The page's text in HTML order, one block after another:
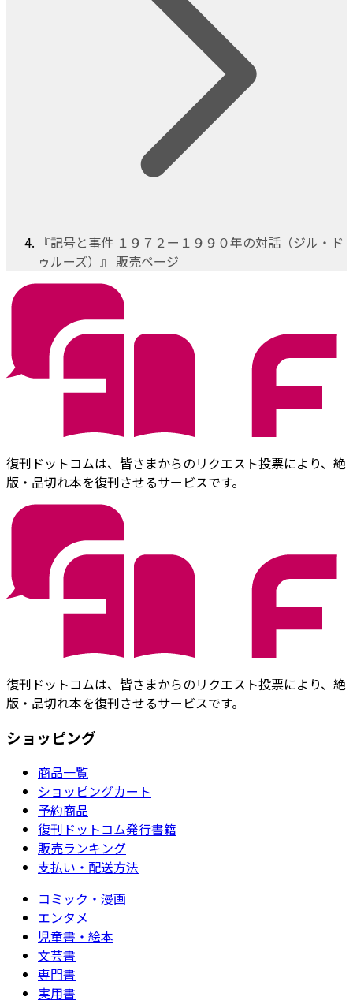
『記号と事件 １９７２ー１９９０年の対話（ジル・ド
ゥルーズ）』 販売ページ
復刊ドットコムは、皆さまからのリクエスト投票により、絶
版・品切れ本を復刊させるサービスです。
復刊ドットコムは、皆さまからのリクエスト投票により、絶
版・品切れ本を復刊させるサービスです。
ショッピング
商品一覧
ショッピングカート
予約商品
復刊ドットコム発行書籍
販売ランキング
支払い・配送方法
コミック・漫画
エンタメ
児童書・絵本
文芸書
専門書
実用書